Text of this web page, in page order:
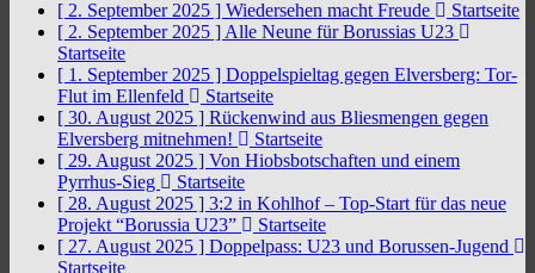
[ 2. September 2025 ] Wiedersehen macht Freude
Startseite
[ 2. September 2025 ] Alle Neune für Borussias U23
Startseite
[ 1. September 2025 ] Doppelspieltag gegen Elversberg: Tor-
Flut im Ellenfeld
Startseite
[ 30. August 2025 ] Rückenwind aus Bliesmengen gegen
Elversberg mitnehmen!
Startseite
[ 29. August 2025 ] Von Hiobsbotschaften und einem
Pyrrhus-Sieg
Startseite
[ 28. August 2025 ] 3:2 in Kohlhof – Top-Start für das neue
Projekt “Borussia U23”
Startseite
[ 27. August 2025 ] Doppelpass: U23 und Borussen-Jugend
Startseite